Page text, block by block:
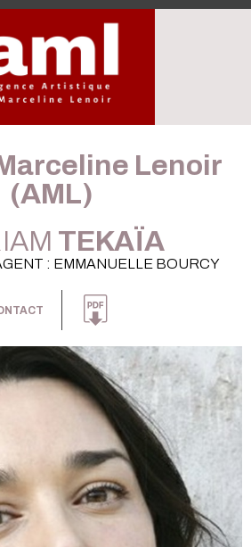
Lenoir
(AML)
TEKAÏA
: EMMANUELLE BOURCY